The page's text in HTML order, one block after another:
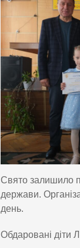
Свято залишило
держави.
день.
Обдаровані діти